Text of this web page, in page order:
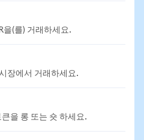
을(를) 거래하세요.
장에서 거래하세요.
을 롱 또는 숏 하세요.